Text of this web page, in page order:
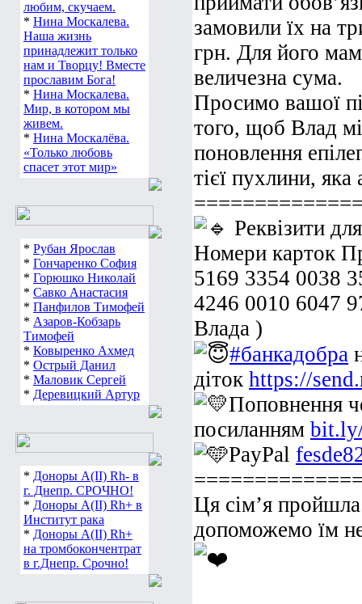
любим, скучаем.
* Нина Москалева.
Наша жизнь
принадлежит только
нам и Творцу! Вместе
прославим Бога!
* Нина Москалева.
Мир, в котором мы
живем.
* Нина Москалёва.
«Только любовь
спасет этот мир»
* Рубан Ярослав
* Гончаренко София
* Горюшко Николай
* Савко Анастасия
* Панфилов Тимофей
* Азаров-Кобзарь
Тимофей
* Ковыренко Ахмед
* Острый Данил
* Маловик Сергей
* Деревицкий Артур
* Доноры А(ІІ) Rh- в
г. Днепр. СРОЧНО!
* Доноры А(ІІ) Rh+ в
Институт рака
* Доноры А(ІІ) Rh+
на тромбокончентрат
в г.Днепр. Срочно!
замовили їх на
грн. Для його
величезна сума.
Просимо вашої
того, щоб Влад
поновлення
тієї пухлини,
Реквізити
Номери карток
5169 3354 0038
4246 0010 6047
Влада )
#банкадобра
діток https://
Поповнення
посиланням
PayPal
Ця сім’я
допоможемо їм